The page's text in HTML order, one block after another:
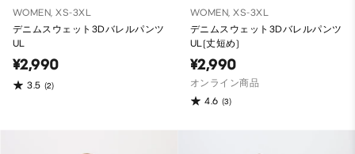
WOMEN, XS-3XL
デニムスウェット3Dバレルパンツ
UL
¥2,990
3.5 (2)
WOMEN, XS-3XL
デニムスウェット3Dバレルパンツ
UL(丈短め)
¥2,990
オンライン商品
4.6 (3)